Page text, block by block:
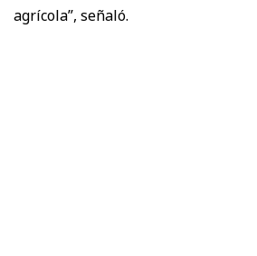
agrícola”, señaló.